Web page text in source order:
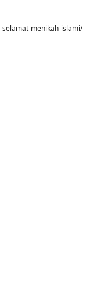
menikah-islami/